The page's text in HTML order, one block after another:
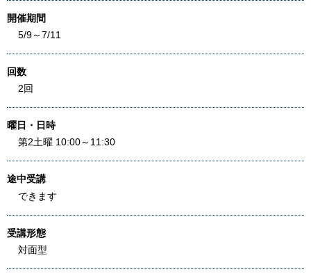
開催期間
5/9～7/11
回数
2回
曜日・日時
第2土曜 10:00～11:30
途中受講
できます
受講形態
対面型